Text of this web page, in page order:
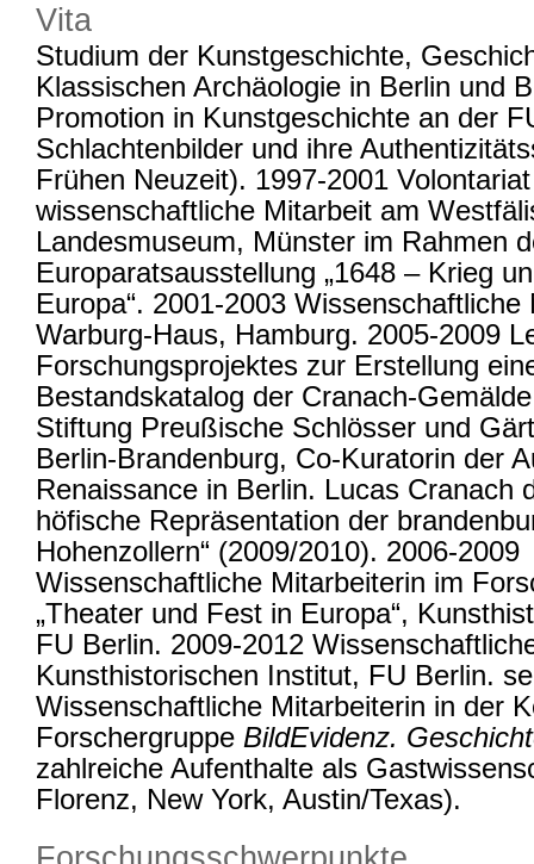
Vita
Studium der Kunstgeschichte,
Klassischen Archäologie in Berlin und
Promotion in Kunstgeschichte an der
Schlachtenbilder und ihre
Frühen Neuzeit). 1997-2001
wissenschaftliche Mitarbeit am
Landesmuseum, Münster im Rahmen
Europaratsausstellung „1648 – Krieg
Europa“. 2001-2003
Warburg-Haus, Hamburg. 2005-2009
Forschungsprojektes zur Erstellung
Bestandskatalog der Cranach-
Stiftung Preußische Schlösser und
Berlin-Brandenburg, Co-Kuratorin der
Renaissance in Berlin. Lucas Cranach
höfische Repräsentation der
Hohenzollern“ (2009/2010). 2006-2009
Wissenschaftliche Mitarbeiterin im
„Theater und Fest in Europa“,
FU Berlin. 2009-2012
Kunsthistorischen Institut, FU Berlin.
Wissenschaftliche Mitarbeiterin in der
Forschergruppe BildEvidenz.
zahlreiche Aufenthalte als
Florenz, New York, Austin/Texas).